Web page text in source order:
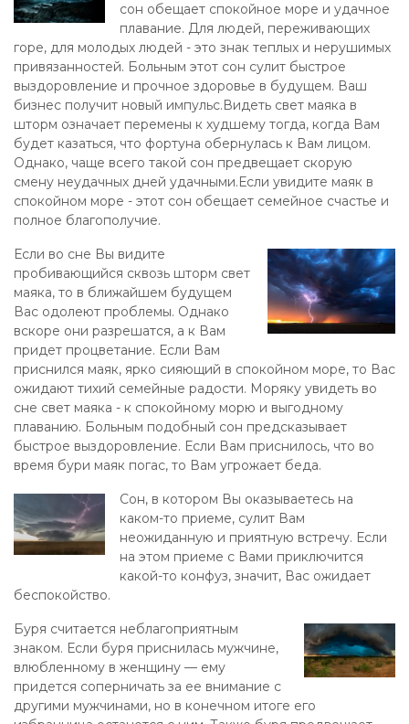
сон обещает спокойное море и удачное
плавание. Для людей, переживающих
горе, для молодых людей - это знак теплых и нерушимых
привязанностей. Больным этот сон сулит быстрое
выздоровление и прочное здоровье в будущем. Ваш
бизнес получит новый импульс.Видеть свет маяка в
шторм означает перемены к худшему тогда, когда Вам
будет казаться, что фортуна обернулась к Вам лицом.
Однако, чаще всего такой сон предвещает скорую
смену неудачных дней удачными.Если увидите маяк в
спокойном море - этот сон обещает семейное счастье и
полное благополучие.
Если во сне Вы видите
пробивающийся сквозь шторм свет
маяка, то в ближайшем будущем
Вас одолеют проблемы. Однако
вскоре они разрешатся, а к Вам
придет процветание. Если Вам
приснился маяк, ярко сияющий в спокойном море, то Вас
ожидают тихий семейные радости. Моряку увидеть во
сне свет маяка - к спокойному морю и выгодному
плаванию. Больным подобный сон предсказывает
быстрое выздоровление. Если Вам приснилось, что во
время бури маяк погас, то Вам угрожает беда.
Сон, в котором Вы оказываетесь на
каком-то приеме, сулит Вам
неожиданную и приятную встречу. Если
на этом приеме с Вами приключится
какой-то конфуз, значит, Вас ожидает
беспокойство.
Буря считается неблагоприятным
знаком. Если буря приснилась мужчине,
влюбленному в женщину — ему
придется соперничать за ее внимание с
другими мужчинами, но в конечном итоге его